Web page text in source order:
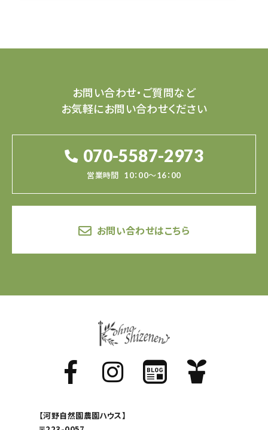
お問い合わせ・ご質問など
お気軽にお問い合わせください
070-5587-2973
営業時間 10：00～16：00
お問い合わせはこちら
【河野自然園農園ハウス】